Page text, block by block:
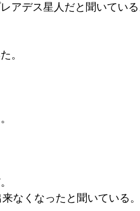
アデス星人だと聞いてい
。
なくなったと聞いている。